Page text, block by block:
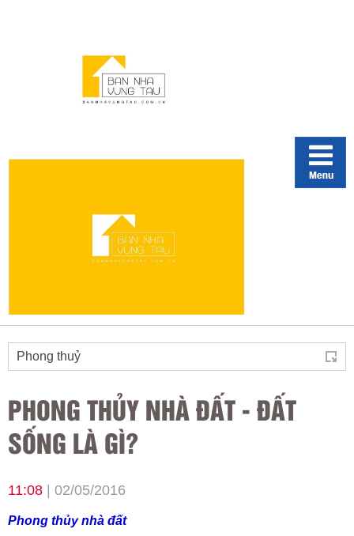
PHONG THỦY NHÀ ĐẤT - ĐẤT
SỐNG LÀ GÌ?
11:08 | 02/05/2016
Phong thủy nhà đất